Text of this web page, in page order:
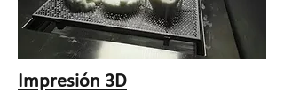
Impresión 3D